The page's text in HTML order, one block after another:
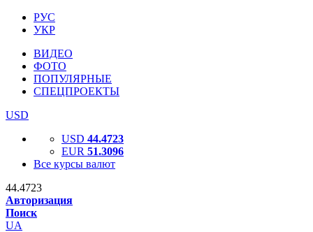
РУС
УКР
ВИДЕО
ФОТО
ПОПУЛЯРНЫЕ
СПЕЦПРОЕКТЫ
USD
USD 44.4723
EUR 51.3096
Все курсы валют
44.4723
Авторизация
Поиск
UA